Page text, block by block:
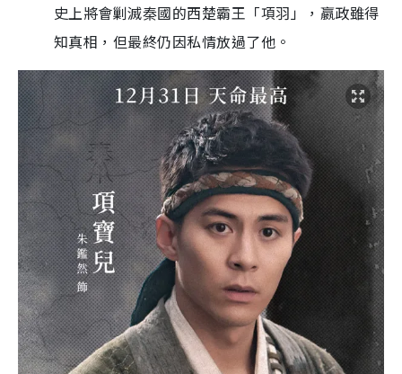
史上將會剿滅秦國的西楚霸王「項羽」，嬴政雖得
知真相，但最終仍因私情放過了他。